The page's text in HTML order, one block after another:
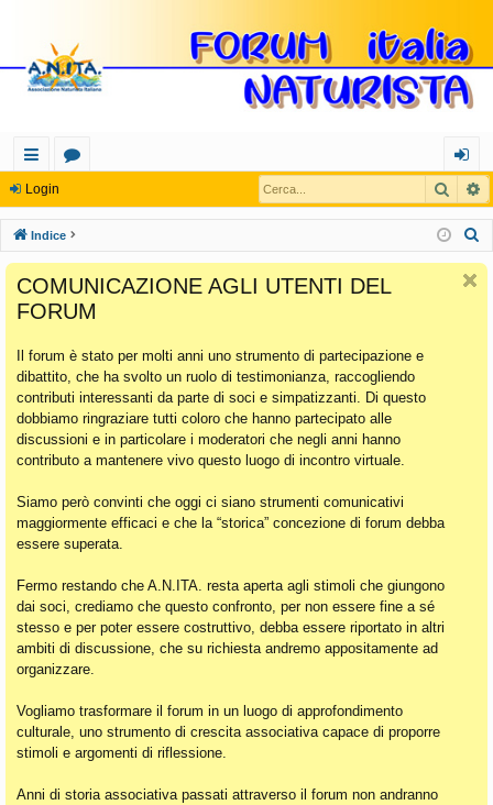
oll
eg
a
m
en
ti
Ra
pi
di
u
m
og
in
Login Cerca
Indice
COMUNICAZIONE AGLI UTENTI DEL
FORUM
Il forum è stato per molti anni uno strumento di partecipazione e
dibattito, che ha svolto un ruolo di testimonianza, raccogliendo
contributi interessanti da parte di soci e simpatizzanti. Di questo
dobbiamo ringraziare tutti coloro che hanno partecipato alle
discussioni e in particolare i moderatori che negli anni hanno
contributo a mantenere vivo questo luogo di incontro virtuale.
Siamo però convinti che oggi ci siano strumenti comunicativi
maggiormente efficaci e che la “storica” concezione di forum debba
essere superata.
Fermo restando che A.N.ITA. resta aperta agli stimoli che giungono
dai soci, crediamo che questo confronto, per non essere fine a sé
stesso e per poter essere costruttivo, debba essere riportato in altri
ambiti di discussione, che su richiesta andremo appositamente ad
organizzare.
Vogliamo trasformare il forum in un luogo di approfondimento
culturale, uno strumento di crescita associativa capace di proporre
stimoli e argomenti di riflessione.
Anni di storia associativa passati attraverso il forum non andranno